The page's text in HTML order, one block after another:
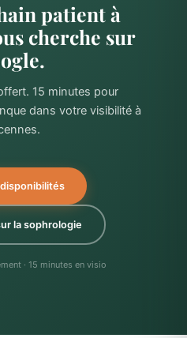
patient à
cherche sur
15 minutes pour
dans votre visibilité à
la sophrologie
· 15 minutes en visio